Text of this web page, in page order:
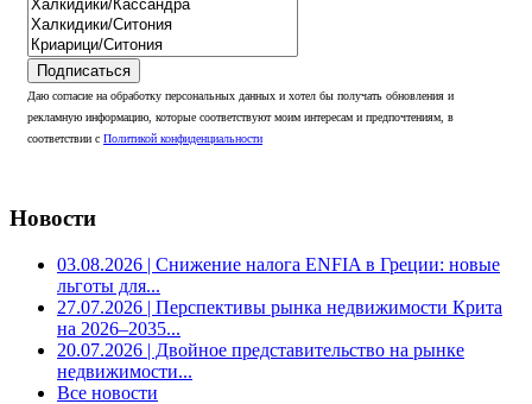
Подписаться
Даю согласие на обработку персональных данных и хотел бы получать обновления и
рекламную информацию, которые соответствуют моим интересам и предпочтениям, в
соответствии с Политикой конфиденциальности
Новости
03.08.2026 | Снижение налога ENFIA в Греции: новые
льготы для...
27.07.2026 | Перспективы рынка недвижимости Крита
на 2026–2035...
20.07.2026 | Двойное представительство на рынке
недвижимости...
Все новости